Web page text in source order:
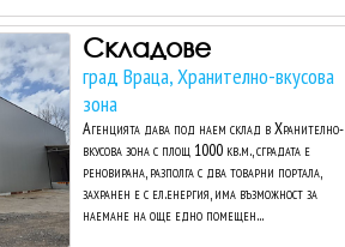
Складове
град Враца, Хранително-вкусова
зона
Агенцията дава под наем склад в Хранително-
вкусова зона с площ 1000 кв.м., сградата е
реновирана, разполга с два товарни портала,
захранен е с ел.енергия, има възможност за
наемане на още едно помещен...